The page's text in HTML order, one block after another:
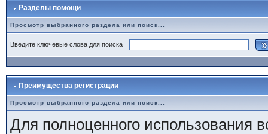
Разделы помощи
Просмотр выбранного раздела или поиск...
Введите ключевые слова для поиска
Преимущества регистрации
Просмотр выбранного раздела или поиск...
Для полноценного использования